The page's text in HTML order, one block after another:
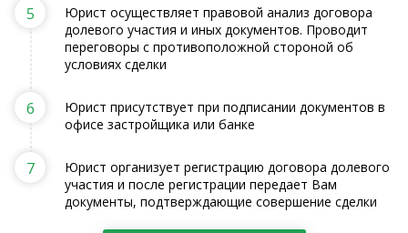
5
Юрист осуществляет правовой анализ договора
долевого участия и иных документов. Проводит
переговоры с противоположной стороной об
условиях сделки
6
Юрист присутствует при подписании документов в
офисе застройщика или банке
7
Юрист организует регистрацию договора долевого
участия и после регистрации передает Вам
документы, подтверждающие совершение сделки